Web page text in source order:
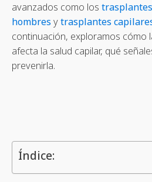
avanzados como los
hombres ytrasplantes
continuación, exploramos cómo
afecta la salud capilar, qué
prevenirla.
Índice: